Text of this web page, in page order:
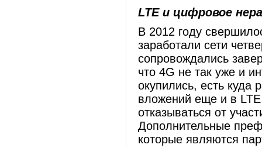
LTE и цифровое
В 2012 году
заработали сети
сопровождались
что 4G не так уже и
окупились, есть куда
вложений еще и в
отказываться от
Дополнительные
которые являются